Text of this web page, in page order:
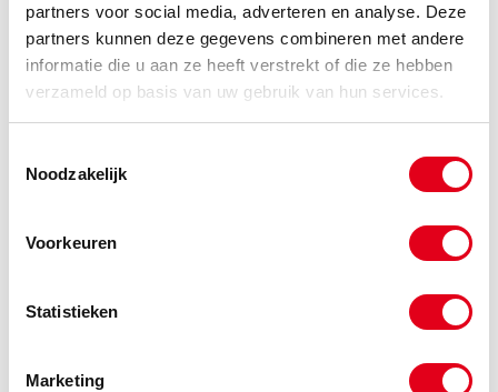
partners voor social media, adverteren en analyse. Deze
partners kunnen deze gegevens combineren met andere
informatie die u aan ze heeft verstrekt of die ze hebben
verzameld op basis van uw gebruik van hun services.
Noodzakelijk
Voorkeuren
Statistieken
Marketing
Aandrijfkoppelingen